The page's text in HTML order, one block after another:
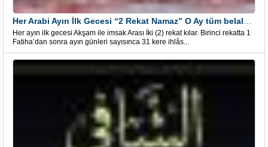
Her ayın ilk gecesi Akşam ile imsak Arası İki (2) rekat kılar. Birinci rekatta 1
Fatiha’dan sonra ayın günleri sayısınca 31 kere ihlâs...